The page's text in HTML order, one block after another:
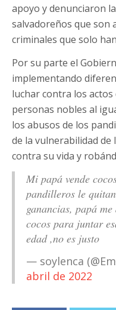
apoyo y denunciaron
salvadoreños que son
criminales que solo
Por su parte el
implementando
luchar contra los
personas nobles al
los abusos de los
de la vulnerabilidad
contra su vida y
Mi papá vende
pandilleros le
ganancias, papá
cocos para juntar
edad ,no es justo
— soylenca
abril de 2022